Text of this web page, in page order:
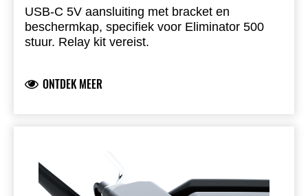
USB-C 5V aansluiting met bracket en
beschermkap, specifiek voor Eliminator 500
stuur. Relay kit vereist.
ONTDEK MEER